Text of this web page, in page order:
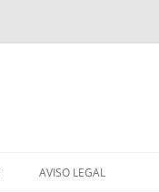
AVISO LEGAL